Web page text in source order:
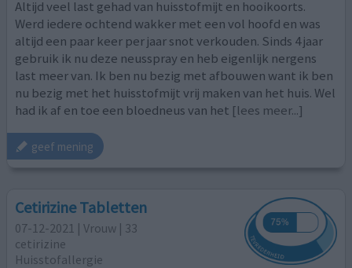
Altijd veel last gehad van huisstofmijt en hooikoorts.
Werd iedere ochtend wakker met een vol hoofd en was
altijd een paar keer per jaar snot verkouden. Sinds 4 jaar
gebruik ik nu deze neusspray en heb eigenlijk nergens
last meer van. Ik ben nu bezig met afbouwen want ik ben
nu bezig met het huisstofmijt vrij maken van het huis. Wel
had ik af en toe een bloedneus van het [lees meer...]
geef mening
Cetirizine Tabletten
07-12-2021 | Vrouw | 33
cetirizine
Huisstofallergie